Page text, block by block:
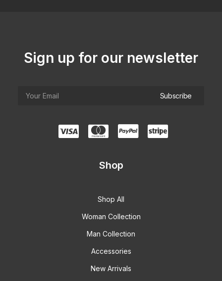
Sign up for our newsletter
Shop
Shop All
Woman Collection
Man Collection
Accessories
New Arrivals